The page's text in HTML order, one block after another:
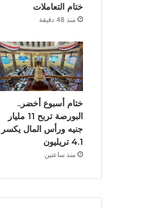
ختام التعاملات
منذ 48 دقيقة
ختام أسبوع أخضر..
البورصة تربح 11 مليار
جنيه ورأس المال يكسر
4.1 تريليون
منذ ساعتين